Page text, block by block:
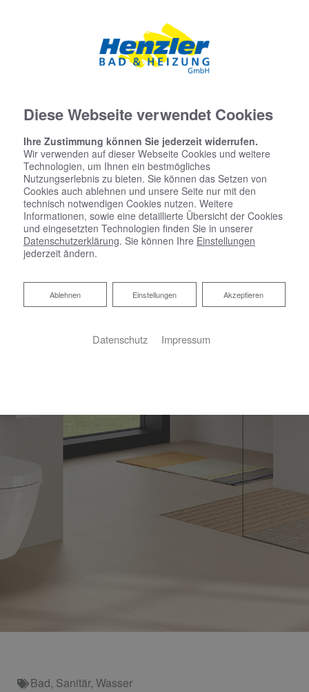
Bad, Sanitär, Wasser
Diese Webseite verwendet Cookies
Ihre Zustimmung können Sie jederzeit widerrufen.
Wir verwenden auf dieser Webseite Cookies und weitere
Technologien, um Ihnen ein bestmögliches
Nutzungserlebnis zu bieten. Sie können das Setzen von
Cookies auch ablehnen und unsere Seite nur mit den
technisch notwendigen Cookies nutzen. Weitere
Informationen, sowie eine detaillierte Übersicht der Cookies
und eingesetzten Technologien finden Sie in unserer
Datenschutzerklärung. Sie können Ihre Einstellungen
jederzeit ändern.
Akzeptieren
Einstellungen
Ablehnen
Ablehnen
Datenschutz Impressum